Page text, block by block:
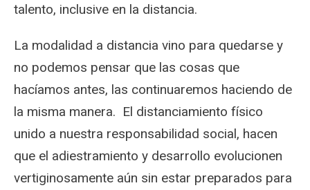
talento, inclusive en la distancia.
La modalidad a distancia vino para quedarse y
no podemos pensar que las cosas que
hacíamos antes, las continuaremos haciendo de
la misma manera. El distanciamiento físico
unido a nuestra responsabilidad social, hacen
que el adiestramiento y desarrollo evolucionen
vertiginosamente aún sin estar preparados para